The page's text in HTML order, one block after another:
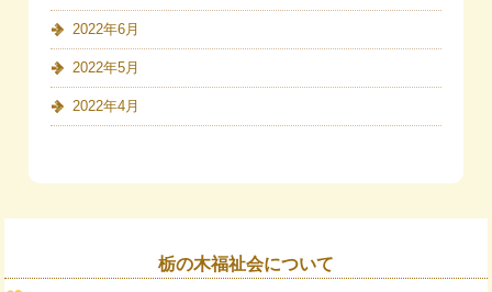
2022年6月
2022年5月
2022年4月
栃の木福祉会について